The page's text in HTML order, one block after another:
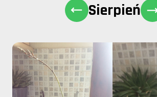
Sierpień